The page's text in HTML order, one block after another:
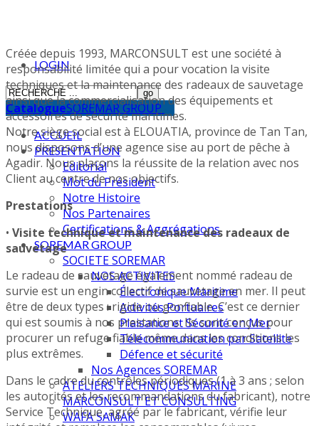
LOGIN
CatalogueSOREMAR GROUP
ACCUEIL
PRESENTATION
Editorial
Mot du Président
Notre Histoire
Nos Partenaires
Certifications & Aggrégations
SOREMAR GROUP
SOCIETE SOREMAR
NOS ACTIVITES
Électronique Maritime
Activités Portuaires
Plaisance et Sécurité en Mer
Télécommunication par Satellite
Défence et sécurité
Nos Agences SOREMAR
ATELIERS TECHNIQUES MARINE
MARCONSULT ET CONSULTING
WAFA SAMAK
Créée depuis 1993, MARCONSULT est une société à
responsabilité limitée qui a pour vocation la visite
techniques et la maintenance des radeaux de sauvetage
ainsi que la commercialisation des équipements et
accessoires de sécurité maritimes.
Notre siège social est à ELOUATIA, province de Tan Tan,
nous disposons d’une agence sise au port de pêche à
Agadir. Nous plaçons la réussite de la relation avec nos
Client au centre de nos objectifs.
Prestations
• Visite technique et maintenance des radeaux de
sauvetage
Le radeau de sauvetage également nommé radeau de
survie est un engin collectif de sauvetage en mer. Il peut
être de deux types : rigide ou gonflable. C’est ce dernier
qui est soumis à nos prestations. Ils sont conçus pour
procurer un refuge fiable même dans les conditions les
plus extrêmes.
Dans le cadre du contrôles périodiques (1 à 3 ans ; selon
les autorités et les recommandations du fabricant), notre
Service Technique, agréé par le fabricant, vérifie leur